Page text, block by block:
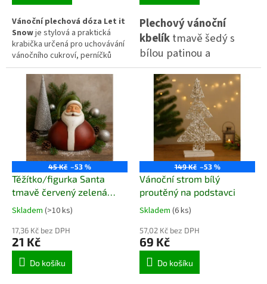
Vánoční plechová dóza Let it
Snowje stylová a praktická
krabička určená pro uchovávání
vánočního cukroví, perníčků
nebo drobných dárečků.
Kombinace červené a bílé barvy
se zimním motivem sněhuláka
vytváří hřejivý sváteční vzhled.
Zlatý vnitřní povrch dodává
dóze elegantní nádech. Ideální
doplněk pro vánoční kuchyň i
zabalení domácích cukrářských
dobrot.
Plechový vánoční
kbelíktmavě šedý s
bílou patinou a
dekorem hvězdiček.
Stylová dekorace s
dřevěným madlem,
kterou lze využít jako
obal na květináč nebo
nádobu pro suché
vazby a aranžmá.
45 Kč –53 %
Těžítko/figurka Santa
tmavě červený zelená
čepice
Skladem (>10 ks)
17,36 Kč bez DPH
21 Kč
Do košíku
149 Kč –53 %
Vánoční strom bílý
proutěný na podstavci
Skladem (6 ks)
57,02 Kč bez DPH
69 Kč
Do košíku